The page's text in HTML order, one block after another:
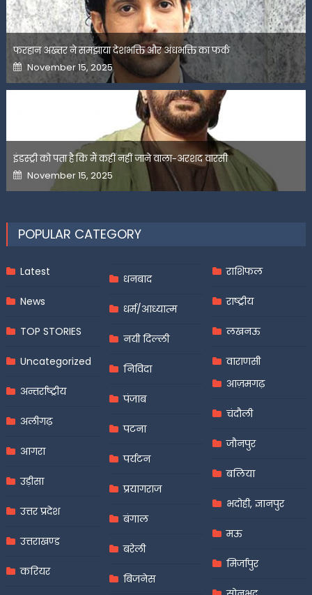
फरहान अख्तर ने समझाया देशभक्ति और अंधभक्ति का फर्क
Posted
on
November 15, 2025
इंडस्ट्री को पता है कि मैं कहीं नहीं जाने वाला-अरशद वारसी
Posted
on
November 15, 2025
POPULAR CATEGORY
Latest
News
TOP STORIES
Uncategorized
अन्तर्राष्ट्रीय
अलीगढ़
आगरा
उड़ीसा
उत्तर प्रदेश
उत्तराखण्ड
करियर
धनबाद
धर्म/आध्यात्म
नयी दिल्ली
निविदा
पंजाब
पटना
पर्यटन
प्रयागराज
बंगाल
बरेली
बिजनेस
राशिफल
राष्ट्रीय
लखनऊ
वाराणसी
आज़मगढ़
चंदौली
जौनपुर
बलिया
भदोही, ज्ञानपुर
मऊ
मिर्जापुर